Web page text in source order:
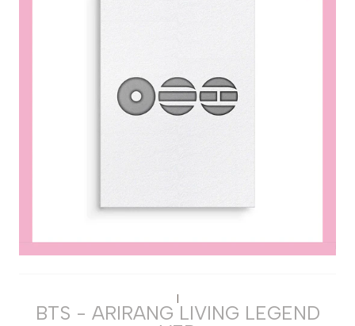
|
BTS - ARIRANG LIVING LEGEND